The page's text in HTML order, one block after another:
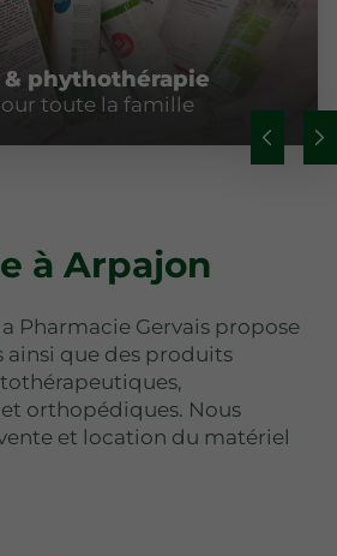
phythothérapie
toute la famille
à Arpajon
Pharmacie Gervais propose
ainsi que des produits
orthopédiques. Nous
et location du matériel